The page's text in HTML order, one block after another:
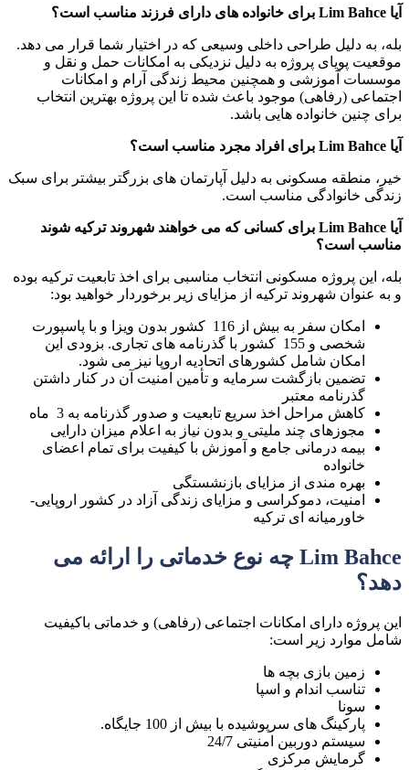
آیا Lim Bahce برای خانواده های دارای فرزند مناسب است؟
بله، به دلیل طراحی داخلی وسیعی که در اختیار شما قرار می دهد.
موقعیت پویای پروژه به دلیل نزدیکی به امکانات حمل و نقل و
موسسات آموزشی و همچنین محیط زندگی آرام و امکانات
اجتماعی (رفاهی) موجود باعث شده تا این پروژه بهترین انتخاب
برای چنین خانواده هایی باشد.
آیا Lim Bahce برای افراد مجرد مناسب است؟
خیر، منطقه مسکونی به دلیل آپارتمان های بزرگتر بیشتر برای سبک
زندگی خانوادگی مناسب است.
آیا Lim Bahce برای کسانی که می خواهند شهروند ترکیه شوند
مناسب است؟
بله، این پروژه مسکونی انتخاب مناسبی برای اخذ تابعیت ترکیه بوده
و به عنوان شهروند ترکیه از مزایای زیر برخوردار خواهید بود:
امکان سفر به بیش از 116 کشور بدون ویزا و با پاسپورت
شخصی و 155 کشور با گذرنامه های تجاری. بزودی این
امکان شامل کشورهای اتحادیه اروپا نیز می شود.
تضمین بازگشت سرمایه و تأمین امنیت آن در کنار داشتن
گذرنامه معتبر
کاهش مراحل اخذ سریع تابعیت و صدور گذرنامه به 3 ماه
مجوزهای چند ملیتی و بدون نیاز به اعلام میزان دارایی
بیمه درمانی جامع و آموزش با کیفیت برای تمام اعضای
خانواده
بهره مندی از مزایای بازنشستگی
امنیت، دموکراسی و مزایای زندگی آزاد در کشور اروپایی-
خاورمیانه ای ترکیه
Lim Bahce چه نوع خدماتی را ارائه می
دهد؟
این پروژه دارای امکانات اجتماعی (رفاهی) و خدماتی باکیفیت
شامل موارد زیر است:
زمین بازی بچه ها
تناسب اندام و اسپا
سونا
پارکینگ های سرپوشیده با بیش از 100 جایگاه.
سیستم دوربین امنیتی 24/7
گرمایش مرکزی